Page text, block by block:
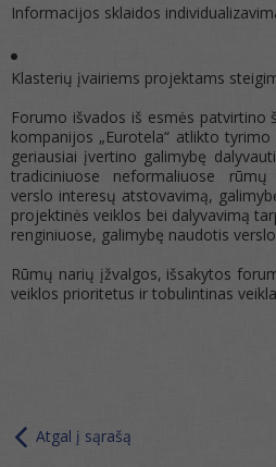
Informacijos sklaidos
Klasterių įvairiems projektams
Forumo išvados iš esmės
kompanijos „Eurotela“ atlikto
geriausiai įvertino galimybę
tradiciniuose neformaliuose
verslo interesų atstovavimą,
projektinės veiklos bei dalyvavimą
renginiuose, galimybę naudotis
Rūmų narių įžvalgos, išsakytos
veiklos prioritetus ir tobulintinas
Atgal į sąrašą